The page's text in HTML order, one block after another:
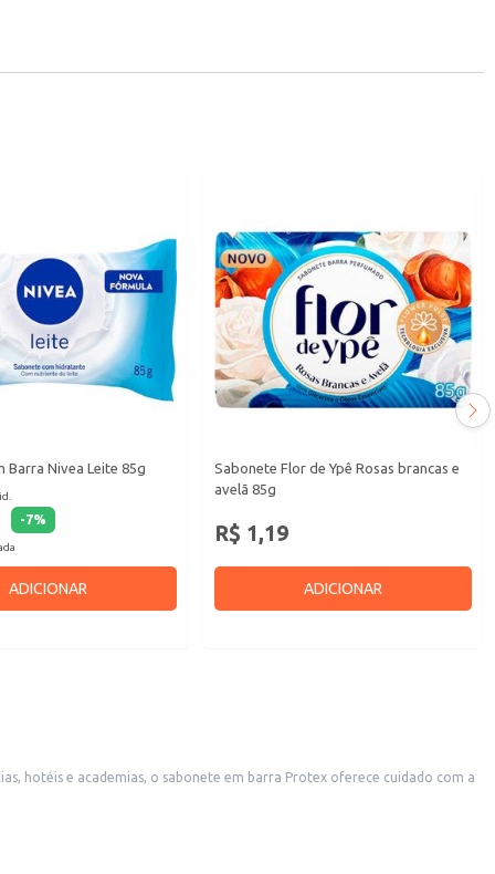
Barra Nivea Leite 85g
-7%
ADICIONAR
Sabonete Flor de Ypê Rosas brancas e
avelã 85g
R$ 1,19
ADICIONAR
hotéis e academias, o sabonete em barra Protex oferece cuidado com a